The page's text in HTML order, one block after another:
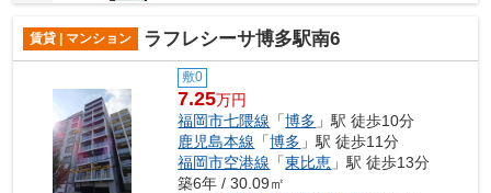
賃貸 | マンション ラフレシーサ博多駅南6
敷0
7.25万円
福岡市七隈線 「博多 」駅 徒歩10分
鹿児島本線 「博多 」駅 徒歩11分
福岡市空港線 「東比恵 」駅 徒歩13分
築6年 / 30.09㎡